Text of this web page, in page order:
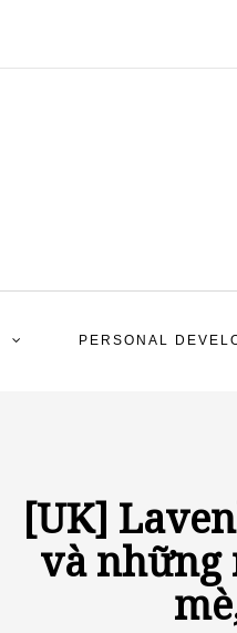
PERSONAL
[UK]
và những